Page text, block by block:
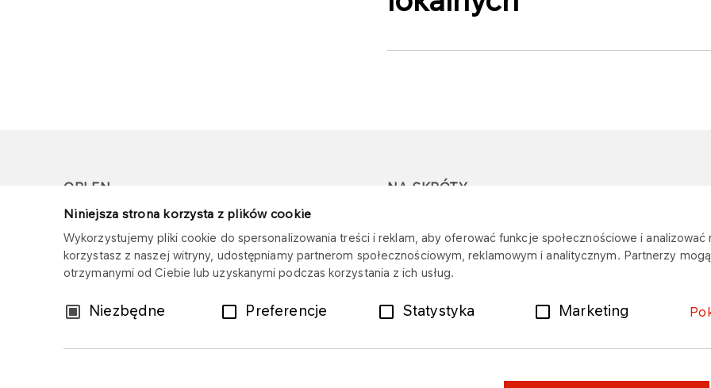
Niniejsza strona korzysta z plików cookie
Wykorzystujemy pliki cookie do spersonalizowania treści i reklam, aby oferować funkcje społecznościowe i
korzystasz z naszej witryny, udostępniamy partnerom społecznościowym, reklamowym i analitycznym. Partnerzy
otrzymanymi od Ciebie lub uzyskanymi podczas korzystania z ich usług.
WybórNiezbędne Preferencje Statystyka Marketing
ORLEN
Copyright © 1996-2026
Wszystkie prawa zastrzeżone
NA SKRÓTY
oszustwami
Mapa stacji
Dotacje